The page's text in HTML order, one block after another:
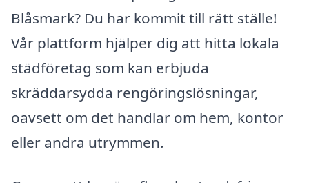
Blåsmark? Du har kommit till rätt ställe!
Vår plattform hjälper dig att hitta lokala
städföretag som kan erbjuda
skräddarsydda rengöringslösningar,
oavsett om det handlar om hem, kontor
eller andra utrymmen.